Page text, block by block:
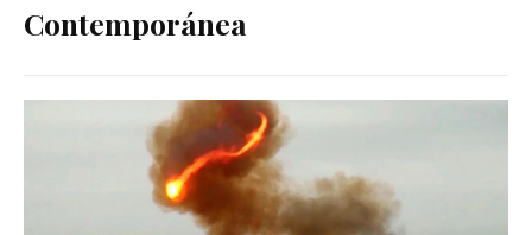
Contemporánea